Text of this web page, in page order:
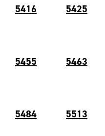
5416 5425
5455 5463
5484 5513